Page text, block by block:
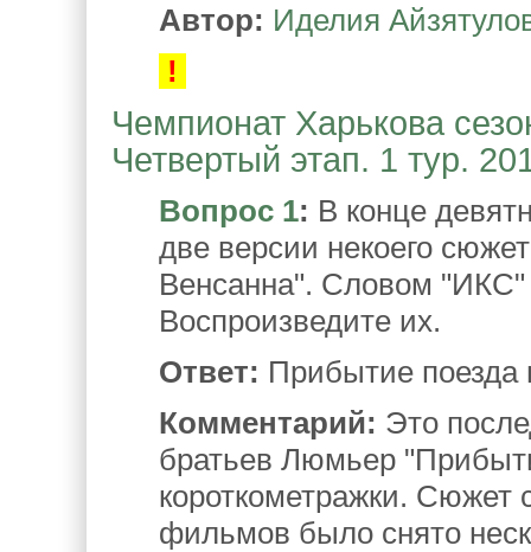
Автор: Иделия
!
Чемпионат Харькова
Четвертый этап. 1 тур.
Вопрос 1: В конце
две версии некоего
Венсанна". Словом
Воспроизведите их.
Ответ: Прибытие поезда
Комментарий: Это
братьев Люмьер
короткометражки. Сюжет
фильмов было снято